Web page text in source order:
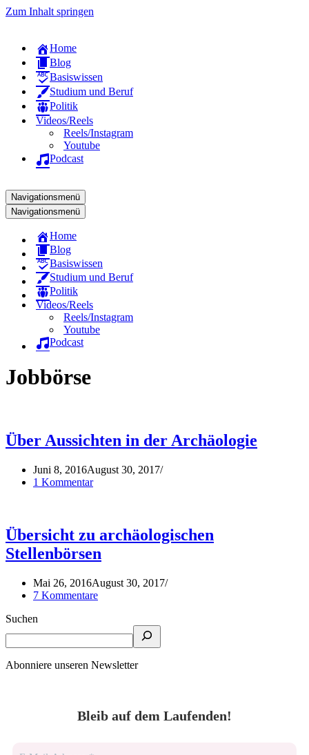
Zum Inhalt springen
Home
Blog
Basiswissen
Studium und Beruf
Politik
Videos/Reels
Reels/Instagram
Youtube
Podcast
Navigationsmenü
Navigationsmenü
Home
Blog
Basiswissen
Studium und Beruf
Politik
Videos/Reels
Reels/Instagram
Youtube
Podcast
Jobbörse
Über Aussichten in der Archäologie
Juni 8, 2016August 30, 2017
1 Kommentar
Übersicht zu archäologischen
Stellenbörsen
Mai 26, 2016August 30, 2017
7 Kommentare
Suchen
Abonniere unseren Newsletter
Bleib auf dem Laufenden!